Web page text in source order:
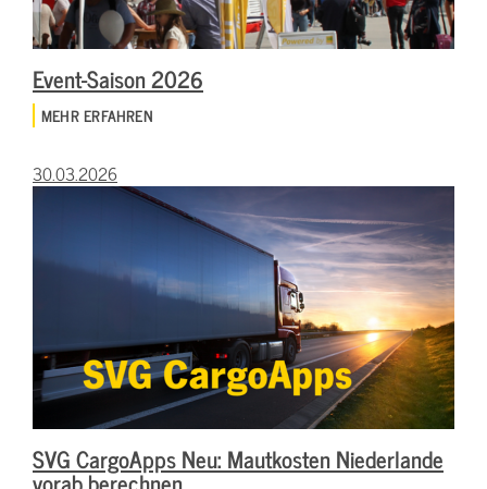
Event-Saison 2026
MEHR ERFAHREN
30.03.2026
SVG CargoApps Neu: Mautkosten Niederlande
vorab berechnen